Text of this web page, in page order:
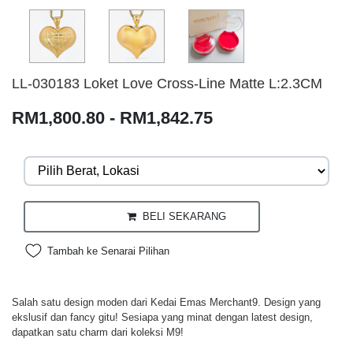
LL-030183 Loket Love Cross-Line Matte L:2.3CM
RM1,800.80 - RM1,842.75
BELI SEKARANG
Tambah ke Senarai Pilihan
Salah satu design moden dari Kedai Emas Merchant9. Design yang
ekslusif dan fancy gitu! Sesiapa yang minat dengan latest design,
dapatkan satu charm dari koleksi M9!